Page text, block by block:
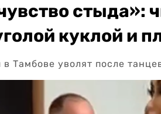
стыда»:
куклой и
Тамбове уволят после